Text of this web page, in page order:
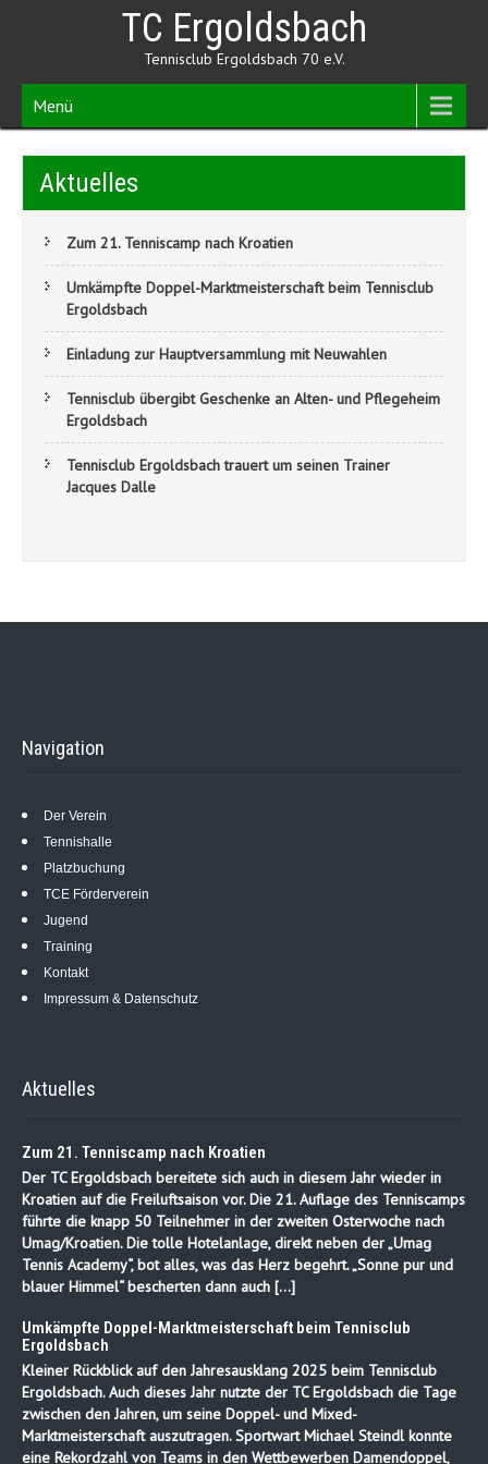
TC Ergoldsbach
Tennisclub Ergoldsbach 70 e.V.
Menü
Aktuelles
Zum 21. Tenniscamp nach Kroatien
Umkämpfte Doppel-Marktmeisterschaft beim Tennisclub
Ergoldsbach
Einladung zur Hauptversammlung mit Neuwahlen
Tennisclub übergibt Geschenke an Alten- und Pflegeheim
Ergoldsbach
Tennisclub Ergoldsbach trauert um seinen Trainer
Jacques Dalle
Navigation
Der Verein
Tennishalle
Platzbuchung
TCE Förderverein
Jugend
Training
Kontakt
Impressum & Datenschutz
Aktuelles
Zum 21. Tenniscamp nach Kroatien
Der TC Ergoldsbach bereitete sich auch in diesem Jahr wieder in
Kroatien auf die Freiluftsaison vor. Die 21. Auflage des Tenniscamps
führte die knapp 50 Teilnehmer in der zweiten Osterwoche nach
Umag/Kroatien. Die tolle Hotelanlage, direkt neben der „Umag
Tennis Academy“, bot alles, was das Herz begehrt. „Sonne pur und
blauer Himmel“ bescherten dann auch […]
Umkämpfte Doppel-Marktmeisterschaft beim Tennisclub
Ergoldsbach
Kleiner Rückblick auf den Jahresausklang 2025 beim Tennisclub
Ergoldsbach. Auch dieses Jahr nutzte der TC Ergoldsbach die Tage
zwischen den Jahren, um seine Doppel- und Mixed-
Marktmeisterschaft auszutragen. Sportwart Michael Steindl konnte
eine Rekordzahl von Teams in den Wettbewerben Damendoppel,